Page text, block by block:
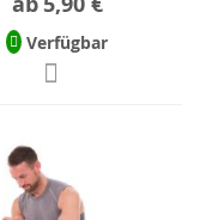
Verfügbar